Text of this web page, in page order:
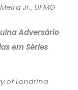
Jr., UFMG
Adversário
em Séries
of Londrina